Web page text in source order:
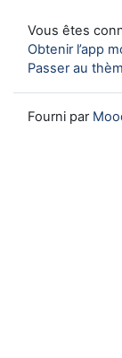
Vous êtes
Obtenir l’app
Passer au
Fourni par